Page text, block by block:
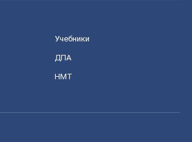
Учебники
ДПА
НМТ